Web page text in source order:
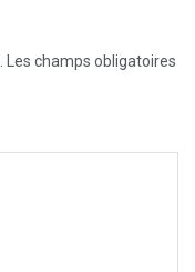
Les champs obligatoires